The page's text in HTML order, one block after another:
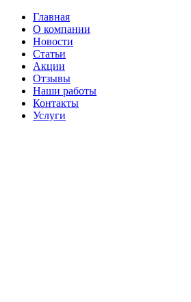
Главная
О компании
Новости
Статьи
Акции
Отзывы
Наши работы
Контакты
Услуги